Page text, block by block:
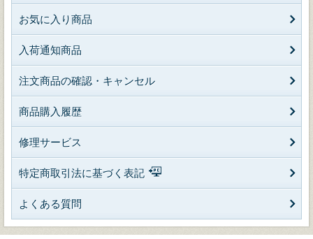
お気に入り商品
入荷通知商品
注文商品の確認・キャンセル
商品購入履歴
修理サービス
特定商取引法に基づく表記
よくある質問